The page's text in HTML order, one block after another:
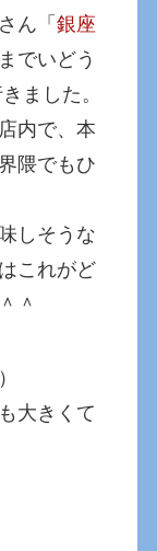
ん「銀座
でいどう
ました。
内で、本
隈でもひ
しそうな
これがど
＾
大きくて